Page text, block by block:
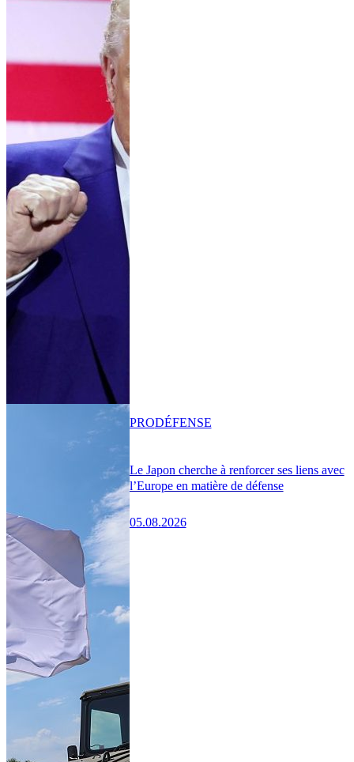
Le Japon cherche à renforcer ses liens avec
l’Europe en matière de défense
05.08.2026
PRODÉFENSE